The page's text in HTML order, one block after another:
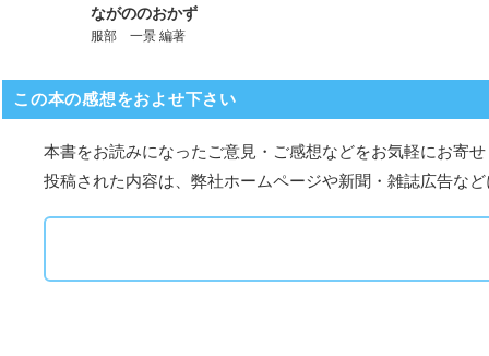
ながののおかず
服部 一景 編著
この本の感想をおよせ下さい
本書をお読みになったご意見・ご感想などをお気軽にお寄
投稿された内容は、弊社ホームページや新聞・雑誌広告な